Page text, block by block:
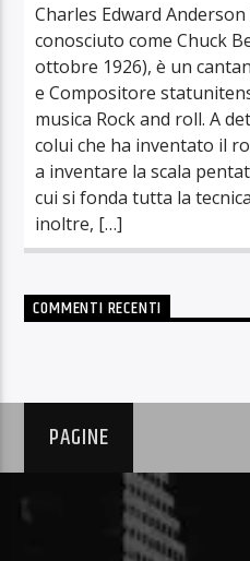
Charles Edward
conosciuto come Chuck
ottobre 1926), è un
e Compositore
musica Rock and roll. A
colui che ha inventato il
a inventare la scala
cui si fonda tutta la
inoltre, […]
COMMENTI RECENTI
PAGINE